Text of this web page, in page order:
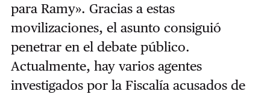
para Ramy». Gracias a estas
movilizaciones, el asunto consiguió
penetrar en el debate público.
Actualmente, hay varios agentes
investigados por la Fiscalía acusados de